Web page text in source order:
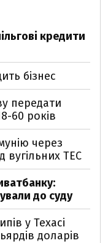
кредити
бізнес
передати
60 років
через
вугільних ТЕС
до суду
у Техасі
доларів